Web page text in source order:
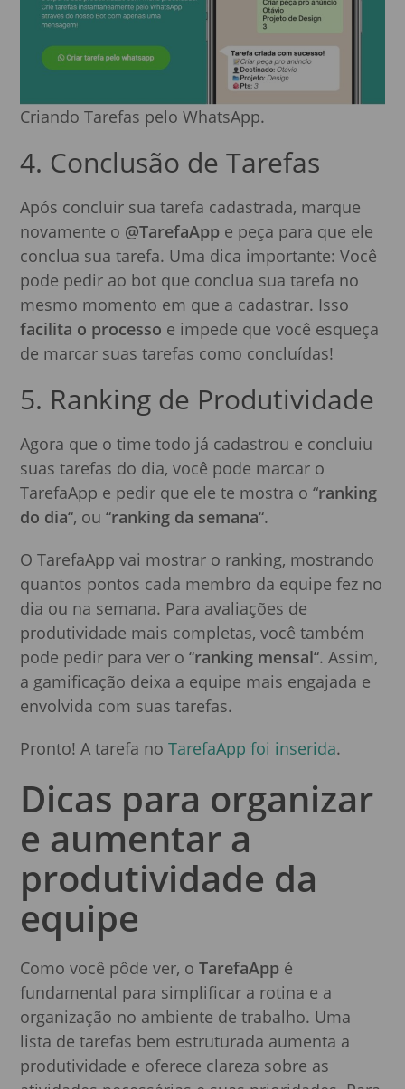
Criando Tarefas pelo WhatsApp.
4. Conclusão de Tarefas
Após concluir sua tarefa cadastrada, marque
novamente o @TarefaApp e peça para que ele
conclua sua tarefa. Uma dica importante: Você
pode pedir ao bot que conclua sua tarefa no
mesmo momento em que a cadastrar. Isso
facilita o processo e impede que você esqueça
de marcar suas tarefas como concluídas!
5. Ranking de Produtividade
Agora que o time todo já cadastrou e concluiu
suas tarefas do dia, você pode marcar o
TarefaApp e pedir que ele te mostra o “ranking
do dia“, ou “ranking da semana“.
O TarefaApp vai mostrar o ranking, mostrando
quantos pontos cada membro da equipe fez no
dia ou na semana. Para avaliações de
produtividade mais completas, você também
pode pedir para ver o “ranking mensal“. Assim,
a gamificação deixa a equipe mais engajada e
envolvida com suas tarefas.
Pronto! A tarefa noTarefaApp foi inserida.
Dicas para organizar
e aumentar a
produtividade da
equipe
Como você pôde ver, oTarefaApp é
fundamental para simplificar a rotina e a
organização no ambiente de trabalho. Uma
lista de tarefas bem estruturada aumenta a
produtividade e oferece clareza sobre as